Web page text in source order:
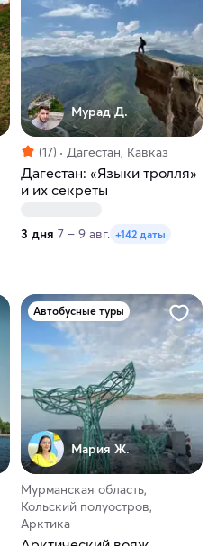
Мурад Д.
(17) Дагестан, Кавказ
Дагестан: «Языки тролля»
и их секреты
3 дня 7 – 9 авг. +142 даты
Автобусные туры
Мария Ж.
Мурманская область,
Кольский полуостров,
Арктика